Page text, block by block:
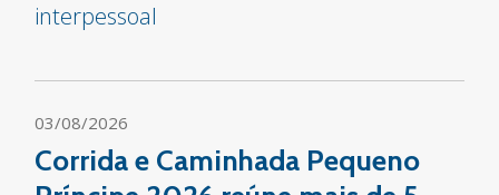
interpessoal
03/08/2026
Corrida e Caminhada Pequeno